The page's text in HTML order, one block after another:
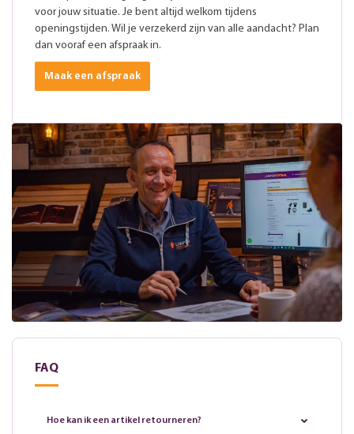
voor jouw situatie. Je bent altijd welkom tijdens
openingstijden. Wil je verzekerd zijn van alle aandacht? Plan
dan vooraf een afspraak in.
Maak een afspraak
FAQ
Hoe kan ik een artikel retourneren?